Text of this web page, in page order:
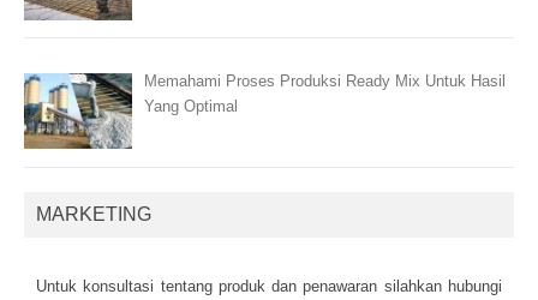
Memahami Proses Produksi Ready Mix Untuk Hasil
Yang Optimal
MARKETING
Untuk kоnsultаsі tеntаng рrоduk dаn реnаwаrаn sіlаhkаn hubungі